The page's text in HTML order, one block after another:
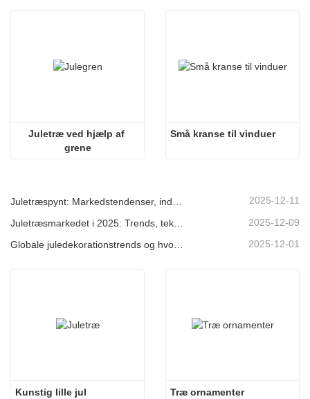
Juletræ ved hjælp af
grene
Små kranse til vinduer
2025-12-11
2025-12-09
2025-12-01
Kunstig lille jul Træ ornamenter